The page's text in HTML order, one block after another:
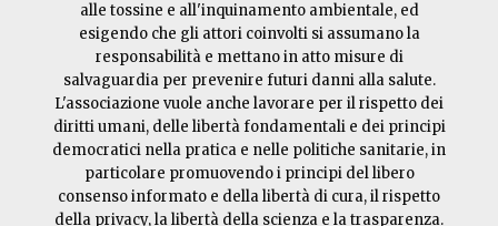
alle tossine e all'inquinamento ambientale, ed
esigendo che gli attori coinvolti si assumano la
responsabilità e mettano in atto misure di
salvaguardia per prevenire futuri danni alla salute.
L'associazione vuole anche lavorare per il rispetto dei
diritti umani, delle libertà fondamentali e dei principi
democratici nella pratica e nelle politiche sanitarie, in
particolare promuovendo i principi del libero
consenso informato e della libertà di cura, il rispetto
della privacy, la libertà della scienza e la trasparenza.